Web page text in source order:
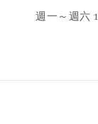
週一～週六